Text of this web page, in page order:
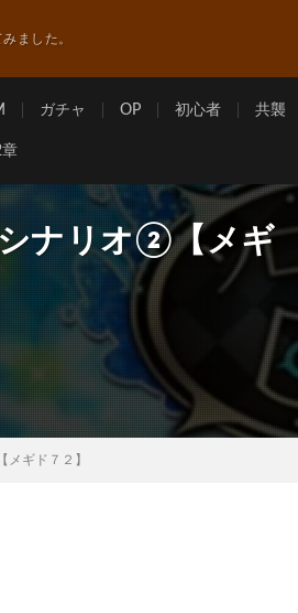
ました。
ガチャ OP 初心者 共襲
章
ナリオ②【メギ
ギド７２】